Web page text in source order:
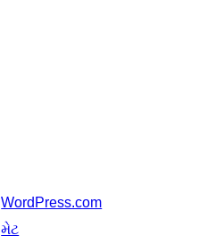
WordPress.com
મેટ